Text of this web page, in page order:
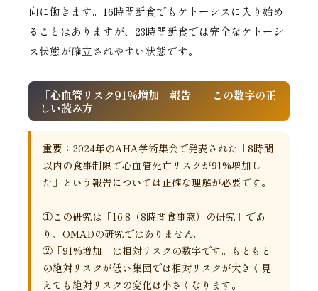
向に働きます。16時間断食でもケトーシスに入り始め
ることはありますが、23時間断食では完全なケトーシ
ス状態が確立されやすい状態です。
「心血管リスク91%増加」報告——この数字の正
しい読み方
重要： 2024年のAHA学術集会で発表された「8時間
以内の食事制限で心血管死亡リスクが91%増加し
た」という報告については正確な理解が必要です。
①この研究は「16:8（8時間食事窓）の研究」であ
り、OMADの研究ではありません。
②「91%増加」は相対リスクの数字です。もともと
の絶対リスクが低い集団では相対リスクが大きく見
えても絶対リスクの変化は小さくなります。